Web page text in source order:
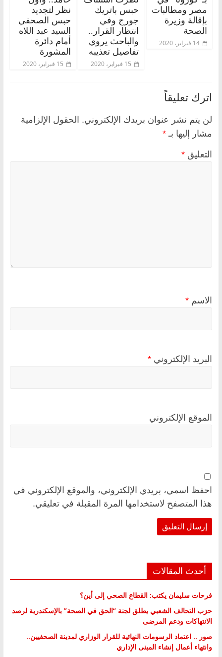
مصر ومطالبات
بإقالة وزيرة
الصحة
14 فبراير، 2020
حبس باتريك
جورج وفي
انتظار القرار..
والباحث يروي
تفاصيل تعذيبه
15 فبراير، 2020
نظر لتجديد
حبس الصحفي
السيد عبد اللاه
أمام دائرة
المشورة
15 فبراير، 2020
اترك تعليقاً
لن يتم نشر عنوان بريدك الإلكتروني. الحقول الإلزامية
مشار إليها بـ *
التعليق *
الاسم *
البريد الإلكتروني *
الموقع الإلكتروني
احفظ اسمي، بريدي الإلكتروني، والموقع الإلكتروني في
هذا المتصفح لاستخدامها المرة المقبلة في تعليقي.
أحدث المقالات
فرحات سليمان يكتب: القطاع الصحي إلى أين؟
حزب التحالف الشعبي يطلق لجنة “الحق في الصحة” بالإسكندرية لرصد
الانتهاكات ودعم المرضى
صور .. اعتماد الرسومات النهائية للقرار الوزاري لمدينة الصحفيين..
وانتهاء أعمال إنشاء المبنى الإداري